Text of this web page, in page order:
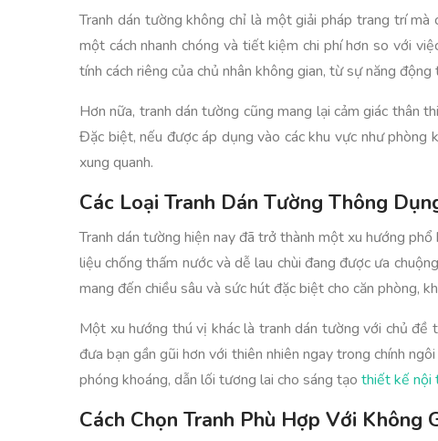
Tranh dán tường không chỉ là một giải pháp trang trí
một cách nhanh chóng và tiết kiệm chi phí hơn so với
tính cách riêng của chủ nhân không gian, từ sự năng
Hơn nữa, tranh dán tường cũng mang lại cảm giác thân
Đặc biệt, nếu được áp dụng vào các khu vực như phòng
xung quanh.
Các Loại Tranh Dán Tường Thông
Tranh dán tường hiện nay đã trở thành một xu hướng
liệu chống thấm nước và dễ lau chùi đang được ưa
mang đến chiều sâu và sức hút đặc biệt cho căn phòng,
Một xu hướng thú vị khác là tranh dán tường với chủ đề
đưa bạn gần gũi hơn với thiên nhiên ngay trong chính
phóng khoáng, dẫn lối tương lai cho sáng tạo thiết kế nội
Cách Chọn Tranh Phù Hợp Với Không